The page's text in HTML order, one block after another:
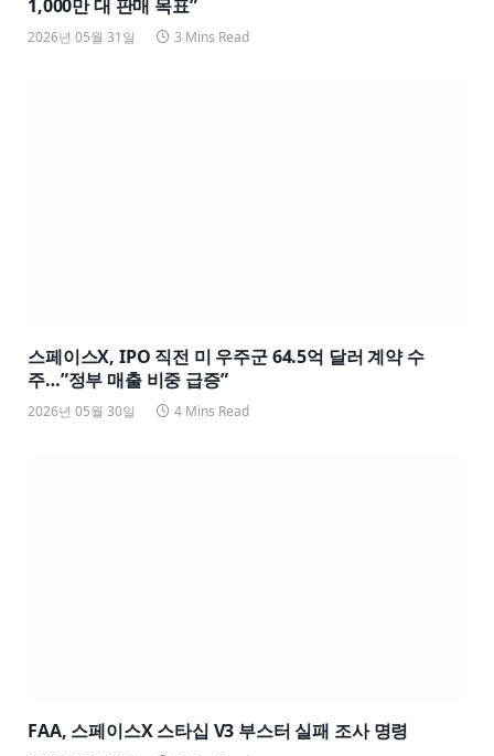
1,000만 대 판매 목표”
2026년 05월 31일 3 Mins Read
스페이스X, IPO 직전 미 우주군 64.5억 달러 계약 수
주…”정부 매출 비중 급증”
2026년 05월 30일 4 Mins Read
FAA, 스페이스X 스타십 V3 부스터 실패 조사 명령